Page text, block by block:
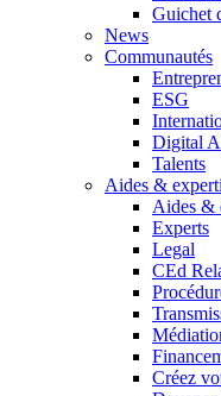
Guichet
News
Communautés
ESG
Digital
Talents
Aides &
Aides &
Experts
Legal
CEd
Créez